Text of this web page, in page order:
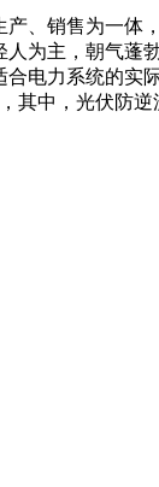
、销售为一
为主，朝气
电力系统的
其中，光伏防